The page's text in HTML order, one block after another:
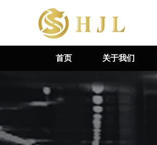
首页 关于我们